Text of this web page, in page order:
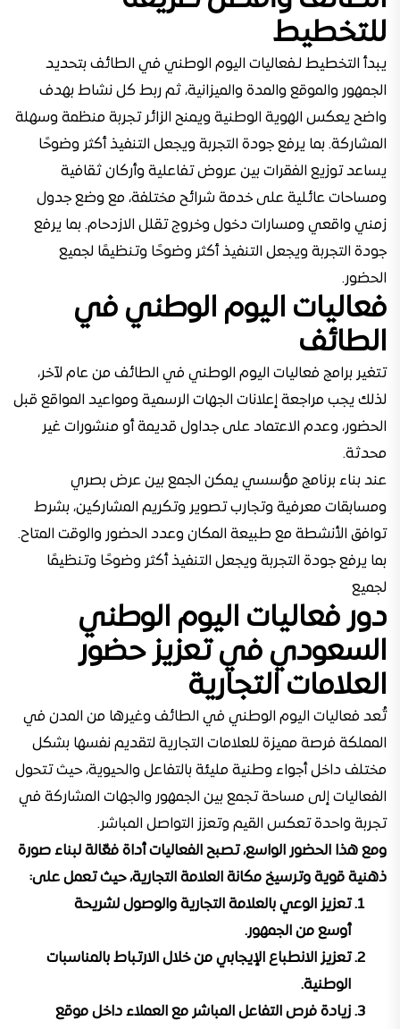
للتخطيط
يبدأ التخطيط لـفعاليات اليوم الوطني في الطائف بتحديد
الجمهور والموقع والمدة والميزانية، ثم ربط كل نشاط بهدف
واضح يعكس الهوية الوطنية ويمنح الزائر تجربة منظمة وسهلة
المشاركة. بما يرفع جودة التجربة ويجعل التنفيذ أكثر وضوحًا
يساعد توزيع الفقرات بين عروض تفاعلية وأركان ثقافية
ومساحات عائلية على خدمة شرائح مختلفة، مع وضع جدول
زمني واقعي ومسارات دخول وخروج تقلل الازدحام. بما يرفع
جودة التجربة ويجعل التنفيذ أكثر وضوحًا وتنظيمًا لجميع
الحضور.
فعاليات اليوم الوطني في
الطائف
تتغير برامج فعاليات اليوم الوطني في الطائف من عام لآخر،
لذلك يجب مراجعة إعلانات الجهات الرسمية ومواعيد المواقع قبل
الحضور، وعدم الاعتماد على جداول قديمة أو منشورات غير
محدثة.
عند بناء برنامج مؤسسي يمكن الجمع بين عرض بصري
ومسابقات معرفية وتجارب تصوير وتكريم المشاركين، بشرط
توافق الأنشطة مع طبيعة المكان وعدد الحضور والوقت المتاح.
بما يرفع جودة التجربة ويجعل التنفيذ أكثر وضوحًا وتنظيمًا
لجميع
دور فعاليات اليوم الوطني
السعودي في تعزيز حضور
العلامات التجارية
تُعد فعاليات اليوم الوطني في الطائف وغيرها من المدن في
المملكة فرصة مميزة للعلامات التجارية لتقديم نفسها بشكل
مختلف داخل أجواء وطنية مليئة بالتفاعل والحيوية، حيث تتحول
الفعاليات إلى مساحة تجمع بين الجمهور والجهات المشاركة في
تجربة واحدة تعكس القيم وتعزز التواصل المباشر.
ومع هذا الحضور الواسع، تصبح الفعاليات أداة فعّالة لبناء صورة
ذهنية قوية وترسيخ مكانة العلامة التجارية، حيث تعمل على:
تعزيز الوعي بالعلامة التجارية والوصول لشريحة
أوسع من الجمهور.
تعزيز الانطباع الإيجابي من خلال الارتباط بالمناسبات
الوطنية.
زيادة فرص التفاعل المباشر مع العملاء داخل موقع